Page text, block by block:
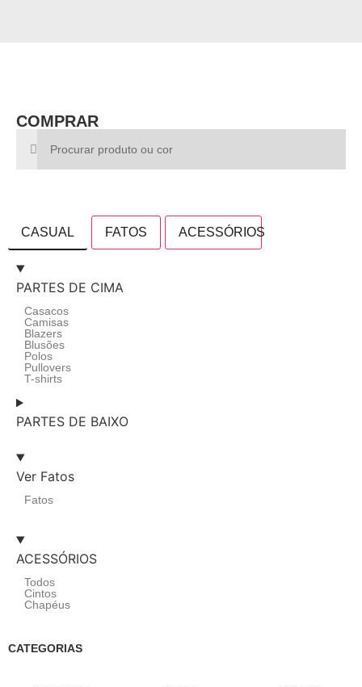
COMPRAR
CASUAL FATOS ACESSÓRIOS
PARTES DE CIMA
Casacos
Camisas
Blazers
Blusões
Polos
Pullovers
T-shirts
PARTES DE BAIXO
Ver Fatos
Fatos
ACESSÓRIOS
Todos
Cintos
Chapéus
CATEGORIAS